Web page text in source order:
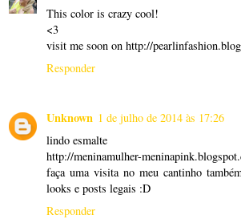
This color is crazy cool!
<3
visit me soon on http://
Responder
Unknown 1 de julho de 2014 às 17:26
lindo esmalte
http://meninamulher-
faça uma visita no meu cantinho
looks e posts legais :D
Responder